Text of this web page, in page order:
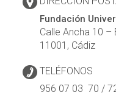
Fundación
Calle Ancha 10 –
11001, Cádiz
TELÉFONOS
956 07 03 70 /